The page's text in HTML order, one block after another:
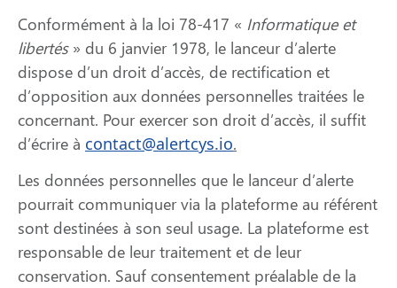
Conformément à la loi 78-417 « Informatique et
libertés » du 6 janvier 1978, le lanceur d’alerte
dispose d’un droit d’accès, de rectification et
d’opposition aux données personnelles traitées le
concernant. Pour exercer son droit d’accès, il suffit
d’écrire à contact@alertcys.io.
Les données personnelles que le lanceur d’alerte
pourrait communiquer via la plateforme au référent
sont destinées à son seul usage. La plateforme est
responsable de leur traitement et de leur
conservation. Sauf consentement préalable de la